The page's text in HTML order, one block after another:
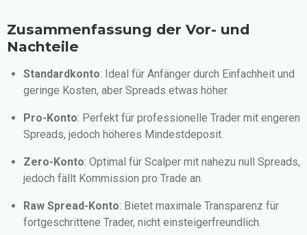
Zusammenfassung der Vor- und
Nachteile
Standardkonto: Ideal für Anfänger durch Einfachheit und
geringe Kosten, aber Spreads etwas höher.
Pro-Konto: Perfekt für professionelle Trader mit engeren
Spreads, jedoch höheres Mindestdeposit.
Zero-Konto: Optimal für Scalper mit nahezu null Spreads,
jedoch fällt Kommission pro Trade an.
Raw Spread-Konto: Bietet maximale Transparenz für
fortgeschrittene Trader, nicht einsteigerfreundlich.